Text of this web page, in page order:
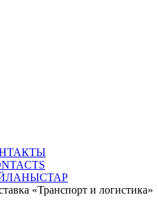
«Транспорт и логистика»